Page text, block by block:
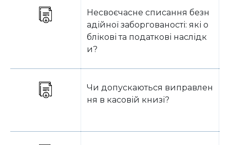
Несвоєчасне списання безн
адійної заборгованості: які о
блікові та податкові наслідк
и?
Чи допускаються виправлен
ня в касовій книзі?